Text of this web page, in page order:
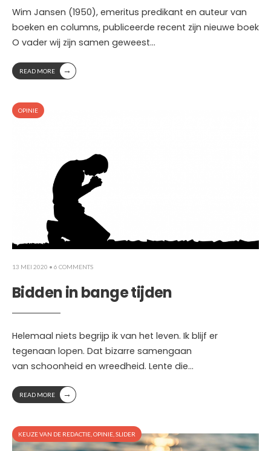
Wim Jansen (1950), emeritus predikant en auteur van
boeken en columns, publiceerde recent zijn nieuwe boek
O vader wij zijn samen geweest...
READ MORE →
OPINIE
13 MEI 2020 • 6 COMMENTS
Bidden in bange tijden
Helemaal niets begrijp ik van het leven. Ik blijf er
tegenaan lopen. Dat bizarre samengaan
van schoonheid en wreedheid. Lente die...
READ MORE →
KEUZE VAN DE REDACTIE OPINIE SLIDER